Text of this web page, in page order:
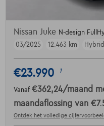
Nissan Juke N-design
03/2025
12.463 km
€23.990 1
Vanaf €362,24/maand
maandaflossing van
Ontdek het volledige